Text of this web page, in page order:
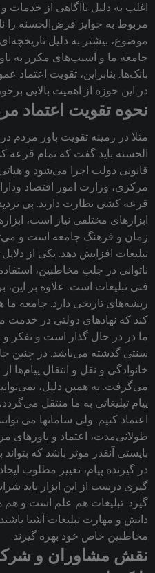
اغلب به دلیل ناآگاهی از خدمات و
مربوط به جوایز قرض‌الحسنه را
موضوع، بیشتر به دلیل
جامعه ما و آسیب‌های مکرر به
بانک‌ها. بنابراین، تقویت
در این حوزه از اهمیت بالایی
نحوه تقویت اعتماد
مثلا در زمینه تقویت باور
الحسنه باید گفت که تمام قرعه
قانونی دولت اجرا ‌می‌شود و
مرکزی‌، وزارت امور اقتصاد
قرعه کشی نظارت دارند. بی
ابزار‌های مختلفی نیاز است‌،
زمان و فرهنگ جامعه است و
تبلیغات افزایش دهد. یکی از
ناتوانی در جلب مخاطبین،
فنی تبلیغات است. علاوه بر این،
ریشه‌های تاریخی دارد. جامعه ما
کند که نهادهای دولتی در خدمت
ما در در حال گذار است و تفکر و
سنتی گذشته ‌می‌باشد. در چنین
خانوادگی و نقل و انتقال
می‌گرفت. به همین دلیل،
پیام تبلیغاتی به ما منتقل
اعتماد کنیم‌. ولی سامانها می
طولانی‌مدت، اعتماد و باورهای
بایستی آنقدر موثر باشد که
در گیرنده پیام، تغییر مطلوب
گیری درست از این ابزار باید
گیرد‌. تبلیغات هم علم است و هم
دانش و مهارت تبلیغات آشنا
مخاطبین خاص خود بهره ‌گیرند.
نقش مشاوران و